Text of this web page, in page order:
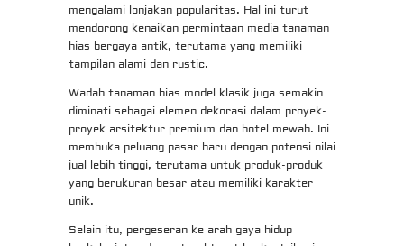
mengalami lonjakan popularitas. Hal ini turut
mendorong kenaikan permintaan media tanaman
hias bergaya antik, terutama yang memiliki
tampilan alami dan rustic.
Wadah tanaman hias model klasik juga semakin
diminati sebagai elemen dekorasi dalam proyek-
proyek arsitektur premium dan hotel mewah. Ini
membuka peluang pasar baru dengan potensi nilai
jual lebih tinggi, terutama untuk produk-produk
yang berukuran besar atau memiliki karakter
unik.
Selain itu, pergeseran ke arah gaya hidup